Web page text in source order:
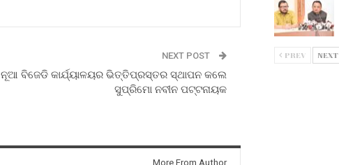
NEXT POST
ନୂଆ ବିଜେଡି କାର୍ଯ୍ୟାଳୟର ଭିତ୍ତିପ୍ରସ୍ତର ସ୍ଥାପନ କଲେ
ସୁପ୍ରିମୋ ନବୀନ ପଟ୍ଟନାୟକ
More From Author
PREV NEXT